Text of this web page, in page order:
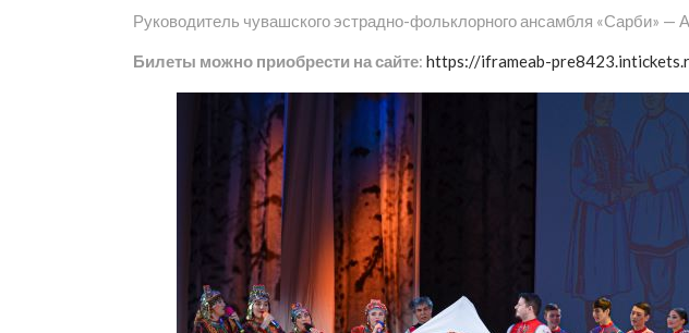
Руководитель чувашского эстрадно-фольклорного ансамбля «Сарби» —
Билеты можно приобрести на сайте: https://iframeab-